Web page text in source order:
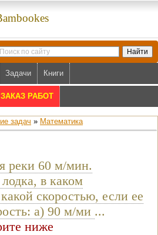
Задачи Книги
РАБОТ
задач » Математика
реки 60 м/мин.
в каком
скоростью, если ее
а) 90 м/ми ...
ниже